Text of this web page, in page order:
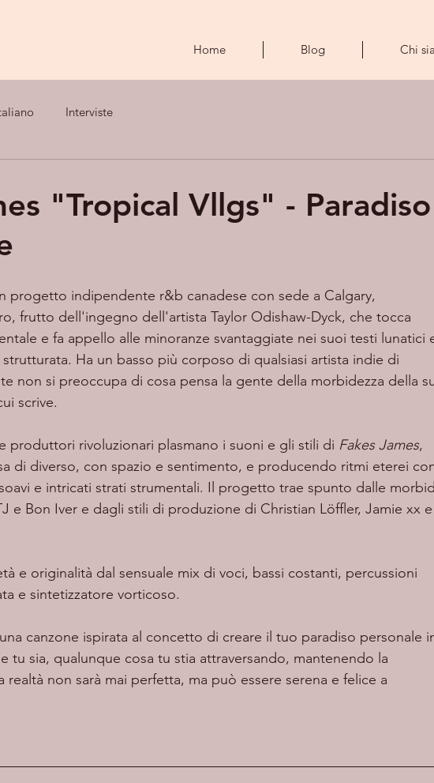
Home Blog Chi
Interviste
"Tropical Vllgs" - Paradiso
progetto indipendente r&b canadese con sede a Calgary,
frutto dell'ingegno dell'artista Taylor Odishaw-Dyck, che tocca
e fa appello alle minoranze svantaggiate nei suoi testi lunatici
Ha un basso più corposo di qualsiasi artista indie di
non si preoccupa di cosa pensa la gente della morbidezza della
scrive.
e produttori rivoluzionari plasmano i suoni e gli stili di
Fakes James,
di diverso, con spazio e sentimento, e producendo ritmi eterei
e intricati strati strumentali. Il progetto trae spunto dalle
e Bon Iver e dagli stili di produzione di Christian Löffler, Jamie xx e
e sintetizzatore vorticoso.
canzone ispirata al concetto di creare il tuo paradiso personale
tu sia, qualunque cosa tu stia attraversando, mantenendo la
realtà non sarà mai perfetta, ma può essere serena e felice a